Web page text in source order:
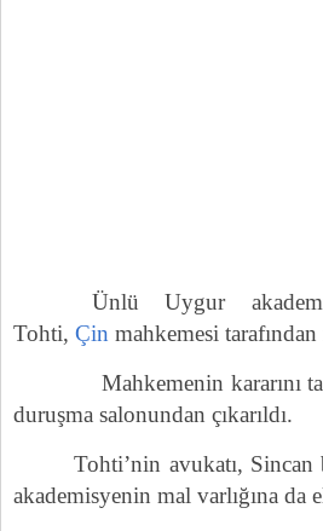
Ünlü Uygur
Tohti, Çin mahkemesi tarafından
Mahkemenin kararını
duruşma salonundan çıkarıldı.
Tohti’nin avukatı, Sincan
akademisyenin mal varlığına